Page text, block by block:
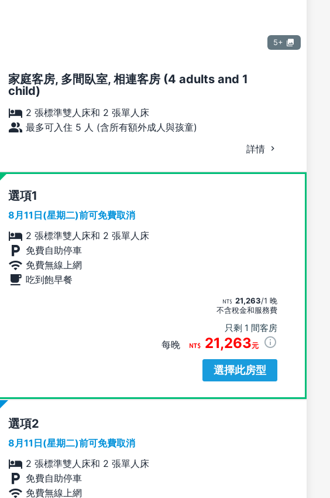
5+
家庭客房, 多間臥室, 相連客房 (4 adults and 1
child)
2 張標準雙人床和 2 張單人床
最多可入住 5 人 (含所有額外成人與孩童)
詳情
選項
8月11日(星期二)前可免費取消
2 張標準雙人床和 2 張單人床
免費自助停車
免費無線上網
吃到飽早餐
21,263/1 晚
不含稅金和服務費
只剩 1 間客房
每晚 21,263元
選擇此房型
選項
8月11日(星期二)前可免費取消
2 張標準雙人床和 2 張單人床
免費自助停車
免費無線上網